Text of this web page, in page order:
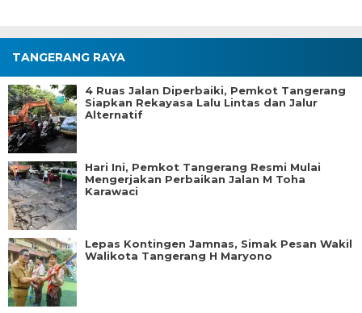
TANGERANG RAYA
4 Ruas Jalan Diperbaiki, Pemkot Tangerang
Siapkan Rekayasa Lalu Lintas dan Jalur
Alternatif
Hari Ini, Pemkot Tangerang Resmi Mulai
Mengerjakan Perbaikan Jalan M Toha
Karawaci
Lepas Kontingen Jamnas, Simak Pesan Wakil
Walikota Tangerang H Maryono